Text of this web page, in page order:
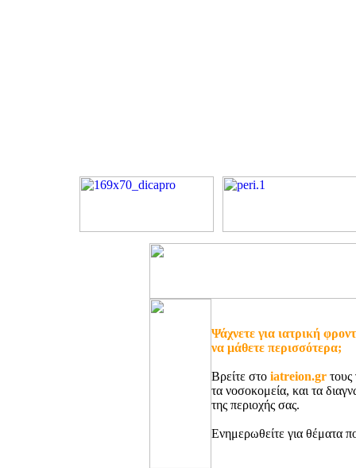
Ψάχνετε για ιατρική
να μάθετε περισσότερα;
Βρείτε στο iatreion.gr τους
τα νοσοκομεία, και τα
της περιοχής σας.
Ενημερωθείτε για θέματα